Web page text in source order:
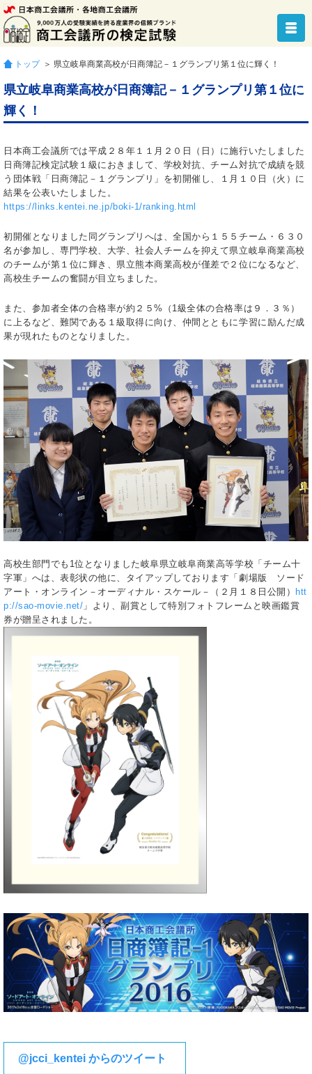
トップ ＞ 県立岐阜商業高校が日商簿記－１グランプリ第１位に輝く！
県立岐阜商業高校が日商簿記－１グランプリ第１位に
輝く！
日本商工会議所では平成２８年１１月２０日（日）に施行いたしました
日商簿記検定試験１級におきまして、学校対抗、チーム対抗で成績を競
う団体戦「日商簿記－１グランプリ」を初開催し、１月１０日（火）に
結果を公表いたしました。
https://links.kentei.ne.jp/boki-1/ranking.html
初開催となりました同グランプリへは、全国から１５５チーム・６３０
名が参加し、専門学校、大学、社会人チームを抑えて県立岐阜商業高校
のチームが第１位に輝き、県立熊本商業高校が僅差で２位になるなど、
高校生チームの奮闘が目立ちました。
また、参加者全体の合格率が約２５%（1級全体の合格率は９．３％）
に上るなど、難関である１級取得に向け、仲間とともに学習に励んだ成
果が現れたものとなりました。
高校生部門でも1位となりました岐阜県立岐阜商業高等学校「チーム十
字軍」へは、表彰状の他に、タイアップしております「劇場版 ソード
アート・オンライン－オーディナル・スケール－（２月１８日公開）
htt
p://sao-movie.net/ 」より、副賞として特別フォトフレームと映画鑑賞
券が贈呈されました。
@jcci_kentei からのツイート